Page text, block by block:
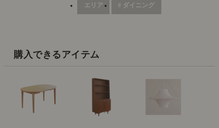
エリア # ダイニング
購入できるアイテム